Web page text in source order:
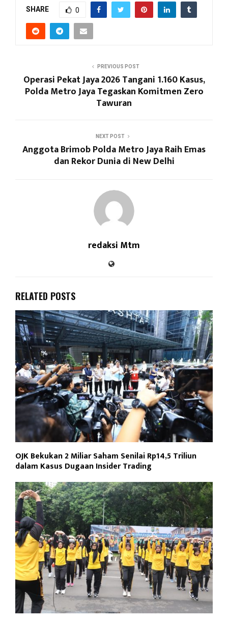
SHARE 0
PREVIOUS POST
Operasi Pekat Jaya 2026 Tangani 1.160 Kasus,
Polda Metro Jaya Tegaskan Komitmen Zero
Tawuran
NEXT POST
Anggota Brimob Polda Metro Jaya Raih Emas
dan Rekor Dunia di New Delhi
redaksi Mtm
RELATED POSTS
OJK Bekukan 2 Miliar Saham Senilai Rp14,5 Triliun
dalam Kasus Dugaan Insider Trading